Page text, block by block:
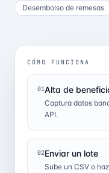
Desembolso de remesas
CÓMO FUNCIONA
01Alta de
Captura datos
API.
02Enviar un lote
Sube un CSV o